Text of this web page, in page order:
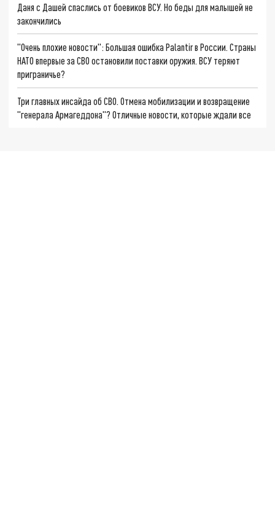
Даня с Дашей спаслись от боевиков ВСУ. Но беды для малышей не
закончились
"Очень плохие новости": Большая ошибка Palantir в России. Страны
НАТО впервые за СВО остановили поставки оружия. ВСУ теряют
приграничье?
Три главных инсайда об СВО. Отмена мобилизации и возвращение
"генерала Армагеддона"? Отличные новости, которые ждали все